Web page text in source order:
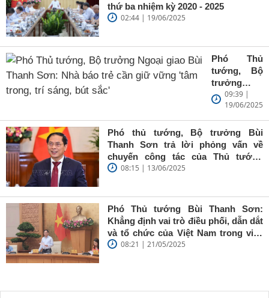
thứ ba nhiệm kỳ 2020 - 2025
02:44 | 19/06/2025
Phó Thủ
tướng, Bộ
trưởng
Ngoại giao
Bùi Thanh
Sơn: Nhà
báo trẻ cần
giữ vững
'tâm trong,
09:39 |
19/06/2025
Phó thủ tướng, Bộ trưởng Bùi
Thanh Sơn trả lời phỏng vấn về
chuyến công tác của Thủ tướng
Chính phủ đến Estonia, Pháp và
08:15 | 13/06/2025
Phó Thủ tướng Bùi Thanh Sơn:
Khẳng định vai trò điều phối, dẫn dắt
và tổ chức của Việt Nam trong việc
đề cao chủ nghĩa đa phương, đoàn
08:21 | 21/05/2025